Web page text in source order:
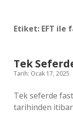
Etiket: EFT ile
Tek
Tarih: Ocak 17, 2025
Tek seferde
tarihinden